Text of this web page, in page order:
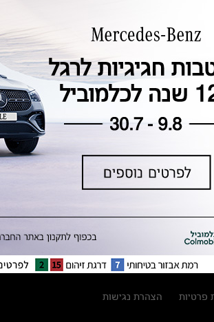
מגזין מרצדס-בנץ
ספרי רכב מרצדס-בנץ
נתוני זיהום אוויר וצריכת דלק וחשמל
נתוני תווית צמיגים
מחירון חלפים
הודעה על הטבות לרכבי מרצדס בהסדר
פרטיות הצהרת נגישות